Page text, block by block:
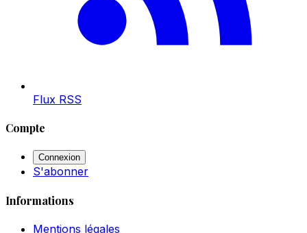
Flux RSS
Compte
Connexion
S'abonner
Informations
Mentions légales